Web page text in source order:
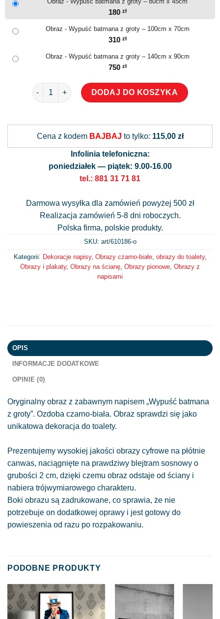
180 zł
Obraz - Wypuść batmana z groty – 100cm x 70cm
310 zł
Obraz - Wypuść batmana z groty – 140cm x 90cm
750 zł
ilość Obraz - Wypuść batmana z groty
DODAJ DO KOSZYKA
Cena z kodem BAJBAJ to tylko: 115,00 zł
Infolinia telefoniczna:
poniedziałek — piątek: 9.00-16.00
tel.: 881 31 71 81
Darmowa wysyłka dla zamówień powyżej 500 zł
Realizacja zamówień 5-8 dni roboczych.
Polska firma, polskie produkty.
SKU: art/610186-o
Kategorii: Dekoracje napisy, Obrazy czarno-białe, obrazy do toalety,
Obrazy i plakaty, Obrazy na ścianę Obrazy pionowe Obrazy z
napisami
OPIS
INFORMACJE DODATKOWE
OPINIE (0)
Oryginalny obraz z zabawnym napisem „Wypuść batmana
z groty”. Ozdoba czarno-biała. Obraz sprawdzi się jako
unikatowa dekoracja do toalety.
Prezentujemy wysokiej jakości obrazy cyfrowe na płótnie
canwas, naciągnięte na prawdziwy blejtram sosnowy o
grubości 2 cm, dzięki czemu obraz odstaje od ściany i
nabiera trójwymiarowego charakteru.
Boki obrazu są zadrukowane, co sprawia, że nie
potrzebuje on dodatkowej oprawy i jest gotowy do
powieszenia od razu po rozpakowaniu.
PODOBNE PRODUKTY